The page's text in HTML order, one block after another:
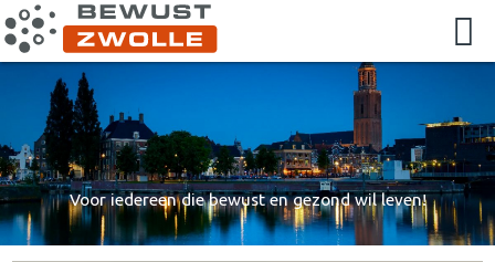
Voor iedereen die bewust en gezond wil leven!